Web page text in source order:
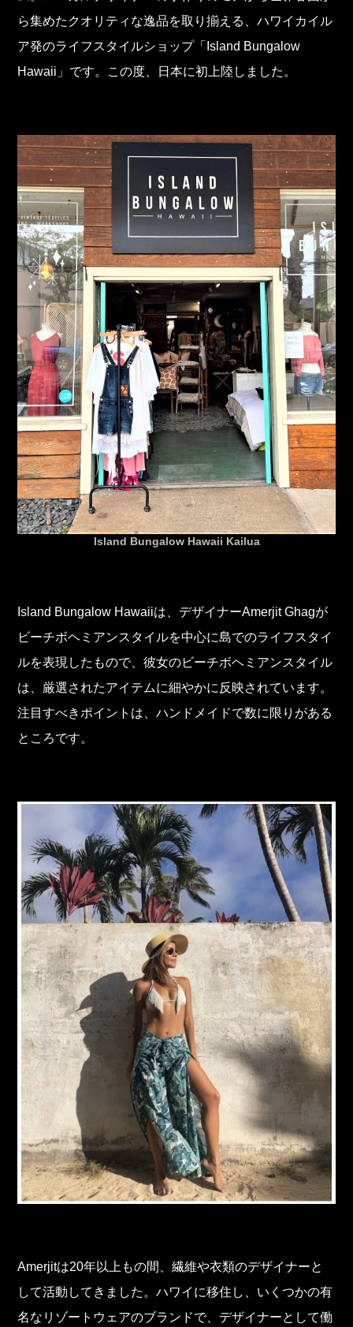
ら集めたクオリティな逸品を取り揃える、ハワイカイル
ア発のライフスタイルショップ「Island Bungalow
Hawaii」です。この度、日本に初上陸しました。
Island Bungalow Hawaii Kailua
Island Bungalow Hawaiiは、デザイナーAmerjit Ghagが
ビーチボヘミアンスタイルを中心に島でのライフスタイ
ルを表現したもので、彼女のビーチボヘミアンスタイル
は、厳選されたアイテムに細やかに反映されています。
注目すべきポイントは、ハンドメイドで数に限りがある
ところです。
Amerjitは20年以上もの間、繊維や衣類のデザイナーと
して活動してきました。ハワイに移住し、いくつかの有
名なリゾートウェアのブランドで、デザイナーとして働